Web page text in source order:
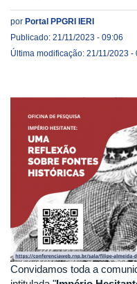
por Portal PPGRI IERI
Publicado: 21/11/2023 - 09:06
Última modificação: 21/11/2023 -
Convidamos toda a